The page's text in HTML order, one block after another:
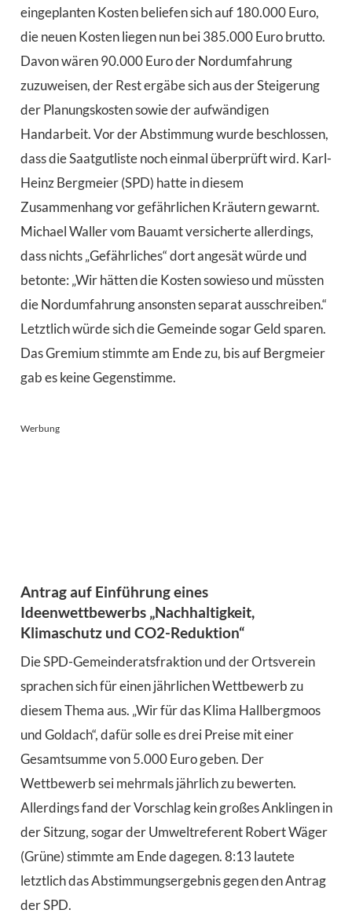
eingeplanten Kosten beliefen sich auf 180.000 Euro,
die neuen Kosten liegen nun bei 385.000 Euro brutto.
Davon wären 90.000 Euro der Nordumfahrung
zuzuweisen, der Rest ergäbe sich aus der Steigerung
der Planungskosten sowie der aufwändigen
Handarbeit. Vor der Abstimmung wurde beschlossen,
dass die Saatgutliste noch einmal überprüft wird. Karl-
Heinz Bergmeier (SPD) hatte in diesem
Zusammenhang vor gefährlichen Kräutern gewarnt.
Michael Waller vom Bauamt versicherte allerdings,
dass nichts „Gefährliches“ dort angesät würde und
betonte: „Wir hätten die Kosten sowieso und müssten
die Nordumfahrung ansonsten separat ausschreiben.“
Letztlich würde sich die Gemeinde sogar Geld sparen.
Das Gremium stimmte am Ende zu, bis auf Bergmeier
gab es keine Gegenstimme.
Werbung
Antrag auf Einführung eines
Ideenwettbewerbs „Nachhaltigkeit,
Klimaschutz und CO2-Reduktion“
Die SPD-Gemeinderatsfraktion und der Ortsverein
sprachen sich für einen jährlichen Wettbewerb zu
diesem Thema aus. „Wir für das Klima Hallbergmoos
und Goldach“, dafür solle es drei Preise mit einer
Gesamtsumme von 5.000 Euro geben. Der
Wettbewerb sei mehrmals jährlich zu bewerten.
Allerdings fand der Vorschlag kein großes Anklingen in
der Sitzung, sogar der Umweltreferent Robert Wäger
(Grüne) stimmte am Ende dagegen. 8:13 lautete
letztlich das Abstimmungsergebnis gegen den Antrag
der SPD.